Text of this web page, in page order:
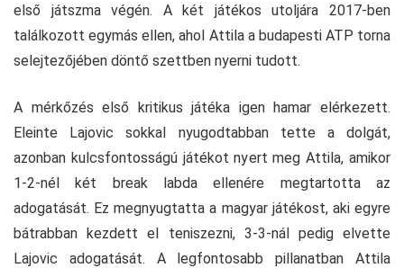
első játszma végén. A két játékos utoljára 2017-ben
találkozott egymás ellen, ahol Attila a budapesti ATP torna
selejtezőjében döntő szettben nyerni tudott.
A mérkőzés első kritikus játéka igen hamar elérkezett.
Eleinte Lajovic sokkal nyugodtabban tette a dolgát,
azonban kulcsfontosságú játékot nyert meg Attila, amikor
1-2-nél két break labda ellenére megtartotta az
adogatását. Ez megnyugtatta a magyar játékost, aki egyre
bátrabban kezdett el teniszezni, 3-3-nál pedig elvette
Lajovic adogatását. A legfontosabb pillanatban Attila